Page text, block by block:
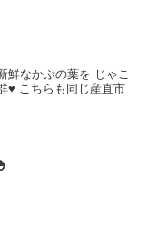
鮮なかぶの葉を じゃこ
♥ こちらも同じ産直市